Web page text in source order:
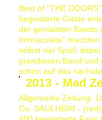
Best of "THE
begeisterte Gäste
der genialsten Bands
Immaculate"
selbst viel Spaß
grandiosen Band und
schon auf das
2013 - Mad
Allgemeine Zeitung:
Co. SAULHEIM -